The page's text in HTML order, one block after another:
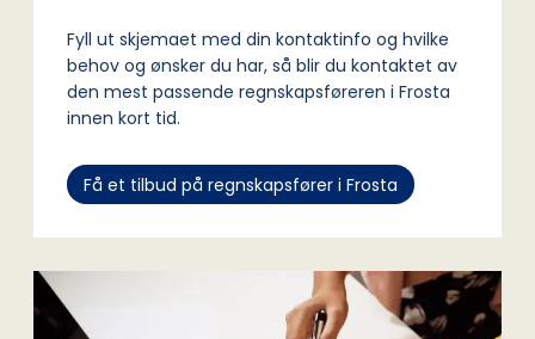
Fyll ut skjemaet med din kontaktinfo og hvilke
behov og ønsker du har, så blir du kontaktet av
den mest passende regnskapsføreren i Frosta
innen kort tid.
Få et tilbud på regnskapsfører i Frosta